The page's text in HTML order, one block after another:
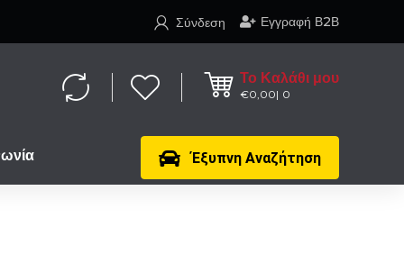
Εγγραφή Β2Β
Σύνδεση
Το Καλάθι μου
€0,00 0
Έξυπνη Αναζήτηση